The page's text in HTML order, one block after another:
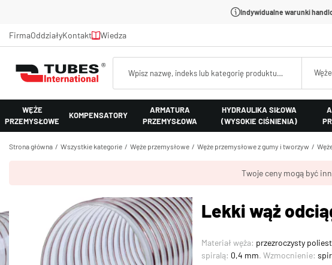
Indywidualne warunki
FirmaOddziałyKontakt Wiedza
WĘŻE
PRZEMYSŁOWE
KOMPENSATORY
ARMATURA
PRZEMYSŁOWA
HYDRAULIKA SIŁOWA
(WYSOKIE CIŚNIENIA)
Strona główna Wszystkie kategorie Węże przemysłowe Węże przemysłowe z gumy i tworzyw
Twoje ceny mogą być
Lekki wąż
Materiał węża: przezroczysty
spiralą: 0,4 mm. Wzmocnienie: